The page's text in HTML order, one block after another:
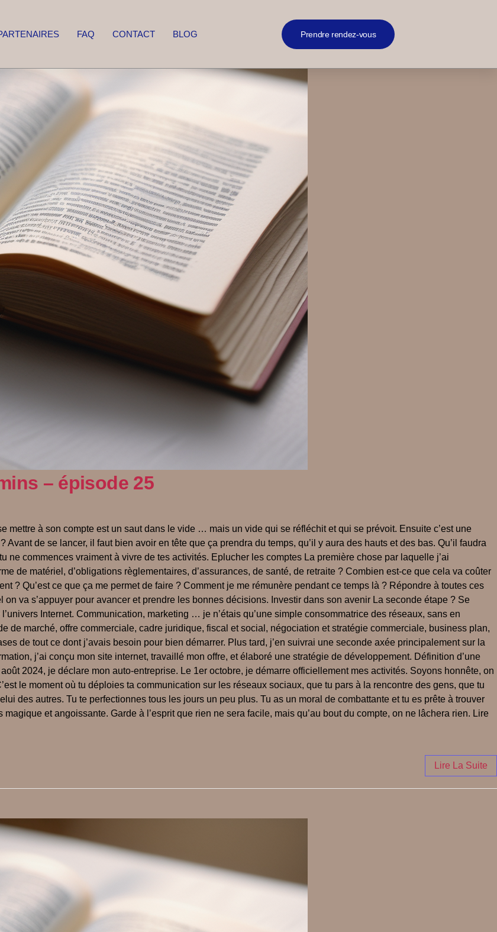
FAQ CONTACT BLOG Prendre rendez-vous
– épisode 25
mettre à son compte est un saut dans le vide … mais un vide qui se réfléchit et qui se prévoit. Ensuite c’est une
de se lancer, il faut bien avoir en tête que ça prendra du temps, qu’il y aura des hauts et des bas. Qu’il faudra
ne commences vraiment à vivre de tes activités. Eplucher les comptes La première chose par laquelle j’ai
de matériel, d’obligations règlementaires, d’assurances, de santé, de retraite ? Combien est-ce que cela va coûter
? Qu’est ce que ça me permet de faire ? Comment je me rémunère pendant ce temps là ? Répondre à toutes ces
va s’appuyer pour avancer et prendre les bonnes décisions. Investir dans son avenir La seconde étape ? Se
Internet. Communication, marketing … je n’étais qu’une simple consommatrice des réseaux, sans en
de marché, offre commerciale, cadre juridique, fiscal et social, négociation et stratégie commerciale, business plan,
de tout ce dont j’avais besoin pour bien démarrer. Plus tard, j’en suivrai une seconde axée principalement sur la
j’ai conçu mon site internet, travaillé mon offre, et élaboré une stratégie de développement. Définition d’une
2024, je déclare mon auto-entreprise. Le 1er octobre, je démarre officiellement mes activités. Soyons honnête, on
le moment où tu déploies ta communication sur les réseaux sociaux, que tu pars à la rencontre des gens, que tu
des autres. Tu te perfectionnes tous les jours un peu plus. Tu as un moral de combattante et tu es prête à trouver
et angoissante. Garde à l’esprit que rien ne sera facile, mais qu’au bout du compte, on ne lâchera rien. Lire
Lire La Suite